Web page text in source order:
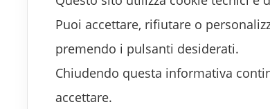
Mobile / Whatsapp +39 327 77 45 475
info@sanvitovacanze.it
Puoi accettare, rifiutare o
premendo i pulsanti desiderati.
Chiudendo questa informativa
accettare.